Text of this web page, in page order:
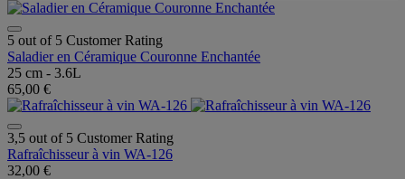
5 out of 5 Customer Rating
Saladier en Céramique Couronne Enchantée
25 cm - 3.6L
65,00 €
3,5 out of 5 Customer Rating
Rafraîchisseur à vin WA-126
32,00 €